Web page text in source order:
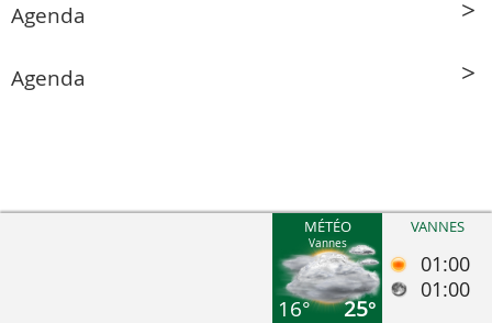
Agenda
Agenda
MÉTÉO
Vannes
16° 25°
VANNES
01:00
01:00